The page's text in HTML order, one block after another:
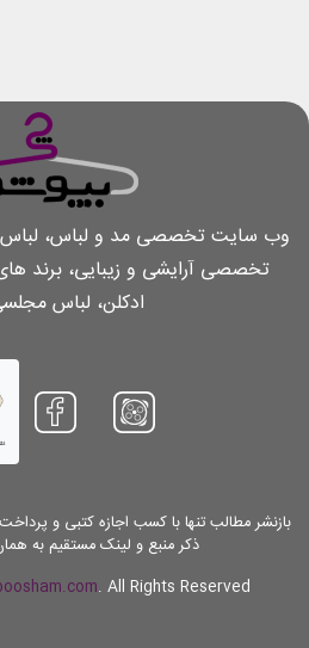
وب سایت تخصصی مد و لباس، لباس
تخصصی آرایشی و زیبایی، برند
ادکلن، لباس
بازنشر مطالب تنها با کسب اجازه کتبی و
ذکر منبع و لینک مستقیم به
. All Rights Reserved